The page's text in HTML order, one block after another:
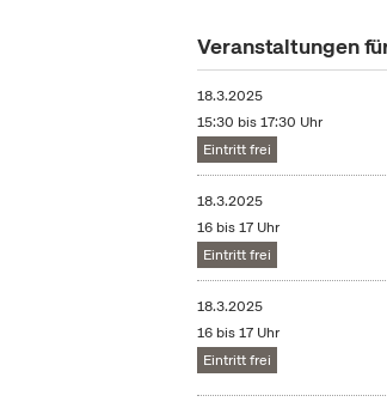
Veranstaltungen
18.3.2025
15:30 bis 17:30 Uhr
Eintritt frei
18.3.2025
16 bis 17 Uhr
Eintritt frei
18.3.2025
16 bis 17 Uhr
Eintritt frei